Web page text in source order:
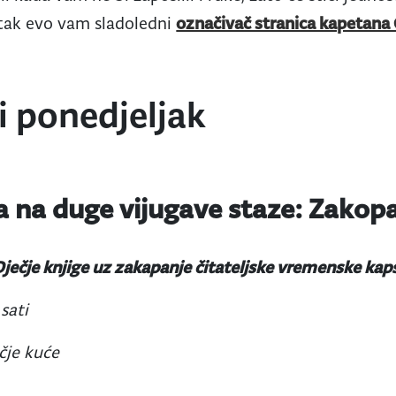
evo vam sladolednioznačivač stranica kapetana
ponedjeljak
na duge vijugave staze:
knjige uz zakapanje čitateljske vremenske
kuće